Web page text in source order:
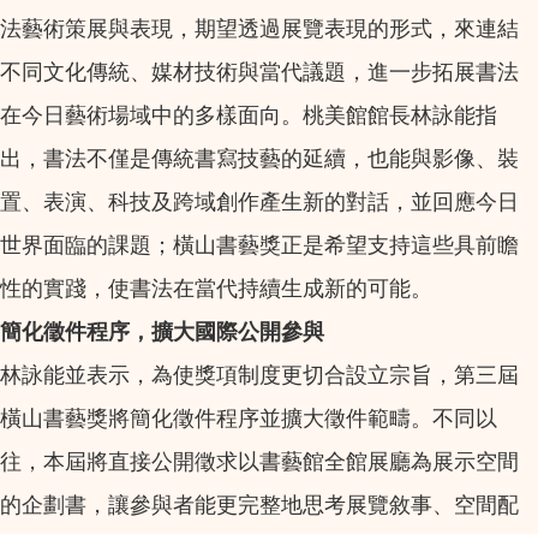
法藝術策展與表現，期望透過展覽表現的形式，來連結
不同文化傳統、媒材技術與當代議題，進一步拓展書法
在今日藝術場域中的多樣面向。桃美館館長林詠能指
出，書法不僅是傳統書寫技藝的延續，也能與影像、裝
置、表演、科技及跨域創作產生新的對話，並回應今日
世界面臨的課題；橫山書藝獎正是希望支持這些具前瞻
性的實踐，使書法在當代持續生成新的可能。
簡化徵件程序，擴大國際公開參與
林詠能並表示，為使獎項制度更切合設立宗旨，第三屆
橫山書藝獎將簡化徵件程序並擴大徵件範疇。不同以
往，本屆將直接公開徵求以書藝館全館展廳為展示空間
的企劃書，讓參與者能更完整地思考展覽敘事、空間配